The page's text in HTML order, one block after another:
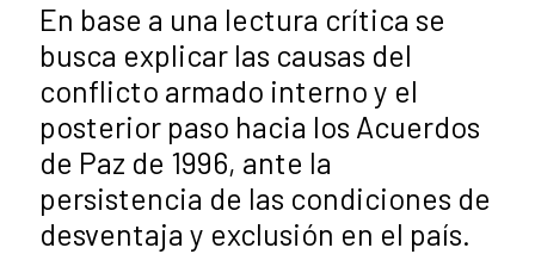
En base a una lectura crítica se
busca explicar las causas del
conflicto armado interno y el
posterior paso hacia los Acuerdos
de Paz de 1996, ante la
persistencia de las condiciones de
desventaja y exclusión en el país.